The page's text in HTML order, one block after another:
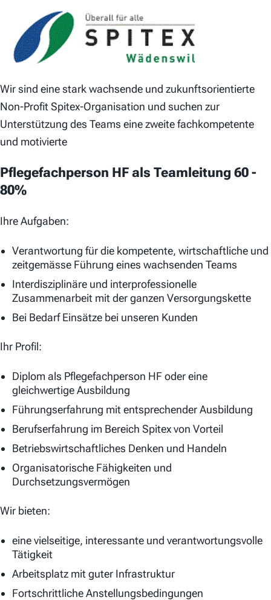
Wir sind eine stark wachsende und zukunftsorientierte
Non-Profit Spitex-Organisation und suchen zur
Unterstützung des Teams eine zweite fachkompetente
und motivierte
Pflegefachperson HF als Teamleitung 60 -
80%
Ihre Aufgaben:
Verantwortung für die kompetente, wirtschaftliche und
zeitgemässe Führung eines wachsenden Teams
Interdisziplinäre und interprofessionelle
Zusammenarbeit mit der ganzen Versorgungskette
Bei Bedarf Einsätze bei unseren Kunden
Ihr Profil:
Diplom als Pflegefachperson HF oder eine
gleichwertige Ausbildung
Führungserfahrung mit entsprechender Ausbildung
Berufserfahrung im Bereich Spitex von Vorteil
Betriebswirtschaftliches Denken und Handeln
Organisatorische Fähigkeiten und
Durchsetzungsvermögen
Wir bieten:
eine vielseitige, interessante und verantwortungsvolle
Tätigkeit
Arbeitsplatz mit guter Infrastruktur
Fortschrittliche Anstellungsbedingungen